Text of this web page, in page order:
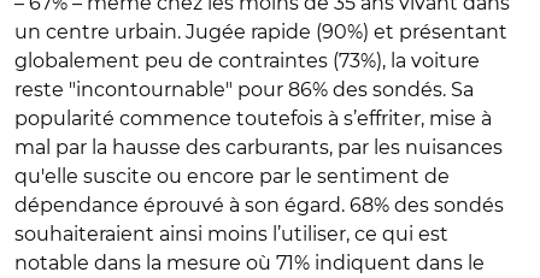
un centre urbain. Jugée rapide (90%) et présentant
globalement peu de contraintes (73%), la voiture
reste "incontournable" pour 86% des sondés. Sa
popularité commence toutefois à s’effriter, mise à
mal par la hausse des carburants, par les nuisances
qu'elle suscite ou encore par le sentiment de
dépendance éprouvé à son égard. 68% des sondés
souhaiteraient ainsi moins l’utiliser, ce qui est
notable dans la mesure où 71% indiquent dans le